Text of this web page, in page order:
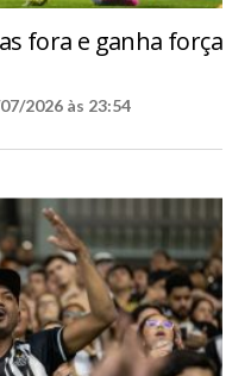
fora e ganha força
2026 às 23:54